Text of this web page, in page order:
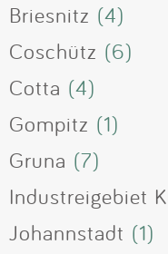
Briesnitz (4)
Coschütz (6)
Cotta (4)
Gompitz (1)
Gruna (7)
Industreigebiet
Johannstadt (1)